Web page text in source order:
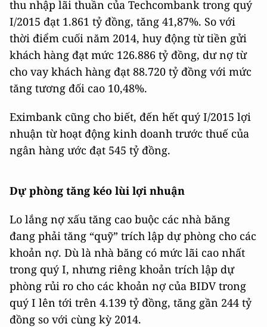
thu nhập lãi thuần của Techcombank trong quý
I/2015 đạt 1.861 tỷ đồng, tăng 41,87%. So với
thời điểm cuối năm 2014, huy động từ tiền gửi
khách hàng đạt mức 126.886 tỷ đồng, dư nợ từ
cho vay khách hàng đạt 88.720 tỷ đồng với mức
tăng tương đối cao 10,48%.
Eximbank cũng cho biết, đến hết quý I/2015 lợi
nhuận từ hoạt động kinh doanh trước thuế của
ngân hàng ước đạt 545 tỷ đồng.
Dự phòng tăng kéo lùi lợi nhuận
Lo lắng nợ xấu tăng cao buộc các nhà băng
đang phải tăng “quỹ” trích lập dự phòng cho các
khoản nợ. Dù là nhà băng có mức lãi cao nhất
trong quý I, nhưng riêng khoản trích lập dự
phòng rủi ro cho các khoản nợ của BIDV trong
quý I lên tới trên 4.139 tỷ đồng, tăng gần 244 tỷ
đồng so với cùng kỳ 2014.